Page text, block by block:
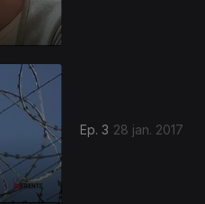
Ep. 3 28 jan. 2017